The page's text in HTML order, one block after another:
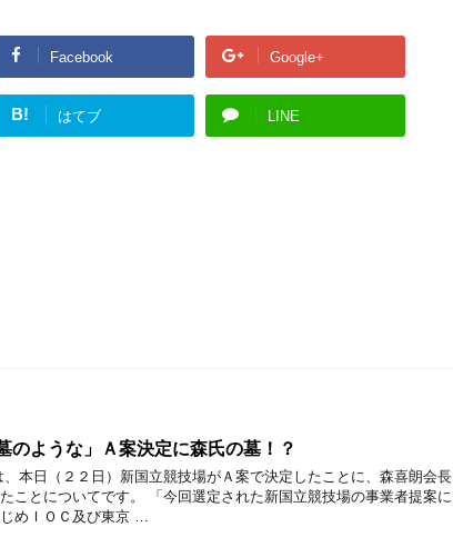
Facebook Google+
B! はてブ LINE
のような」Ａ案決定に森氏の墓！？
本日（２２日）新国立競技場がＡ案で決定したことに、森喜朗会長
ことについてです。 「今回選定された新国立競技場の事業者提案に
めＩＯＣ及び東京 …